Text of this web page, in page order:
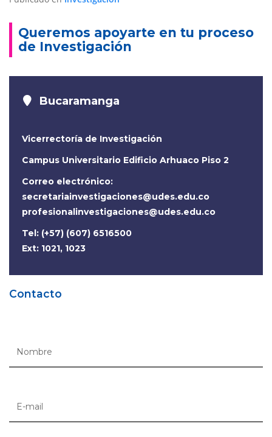
Queremos apoyarte en tu proceso
de Investigación
Bucaramanga
Vicerrectoría de Investigación
Campus Universitario Edificio Arhuaco Piso 2
Correo electrónico:
secretariainvestigaciones@udes.edu.co
profesionalinvestigaciones@udes.edu.co
Tel: (+57) (607) 6516500
Ext: 1021, 1023
Contacto